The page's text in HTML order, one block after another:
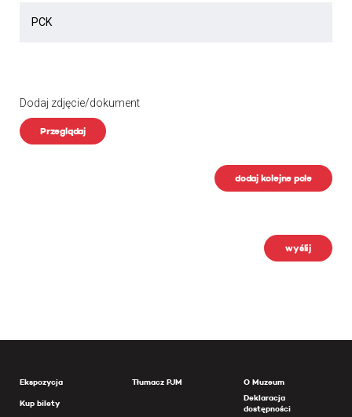
Dodaj zdjęcie/dokument
Przeglądaj
dodaj kolejne pole
wyślij
Ekspozycja
Kup bilety
Tłumacz PJM
O Muzeum
Deklaracja
dostępności